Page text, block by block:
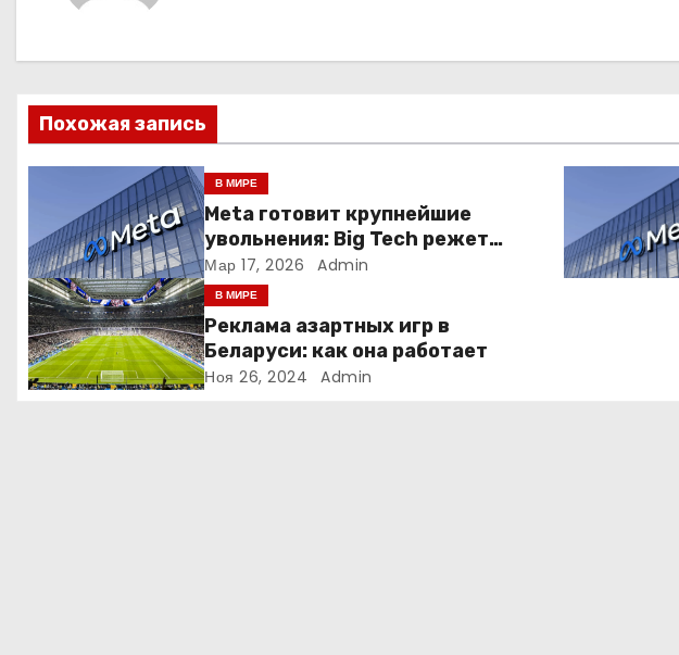
ц
и
п
о
з
а
Похожая запись
В МИРЕ
Meta готовит крупнейшие
увольнения: Big Tech режет
людей ради искусственного
интеллекта
Мар 17, 2026 Admin
В МИРЕ
Реклама азартных игр в
Беларуси: как она работает
Ноя 26, 2024 Admin